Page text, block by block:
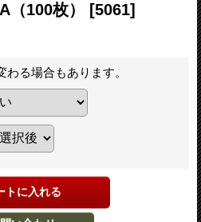
100枚） [5061]
る場合もあります。